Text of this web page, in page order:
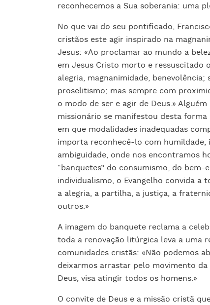
reconhecemos a Sua soberania: uma
No que vai do seu pontificado,
cristãos este agir inspirado na
Jesus: «Ao proclamar ao mundo a
em Jesus Cristo morto e ressuscitado
alegria, magnanimidade,
proselitismo; mas sempre com
o modo de ser e agir de Deus.»
missionário se manifestou desta
em que modalidades inadequadas
importa reconhecê-lo com
ambiguidade, onde nos encontramos
“banquetes” do consumismo, do
individualismo, o Evangelho convida a
a alegria, a partilha, a justiça, a
outros.»
A imagem do banquete reclama a
toda a renovação litúrgica leva a uma
comunidades cristãs: «Não podemos
deixarmos arrastar pelo movimento
Deus, visa atingir todos os homens.»
O convite de Deus e a missão cristã